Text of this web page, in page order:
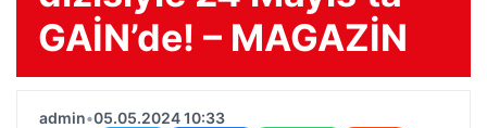
GAİN’de! – MAGAZİN
admin•05.05.2024 10:33